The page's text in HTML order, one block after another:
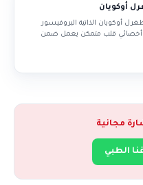
أوكويان
أوكويان الذاتية البروفيسور
أخصائي قلب متمكن يعمل ضمن
مجانية
الطبي